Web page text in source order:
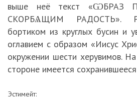
выше неё текст «ѠБРАЗ
СКОРБѦЩИМ РАДОСТЬ».
бортиком из круглых бусин и
оглавием с образом «Иисус
окружении шести херувимов.
стороне имеется
Эстимейт: